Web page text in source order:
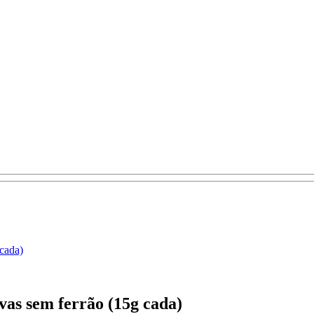
sem ferrão (15g cada)